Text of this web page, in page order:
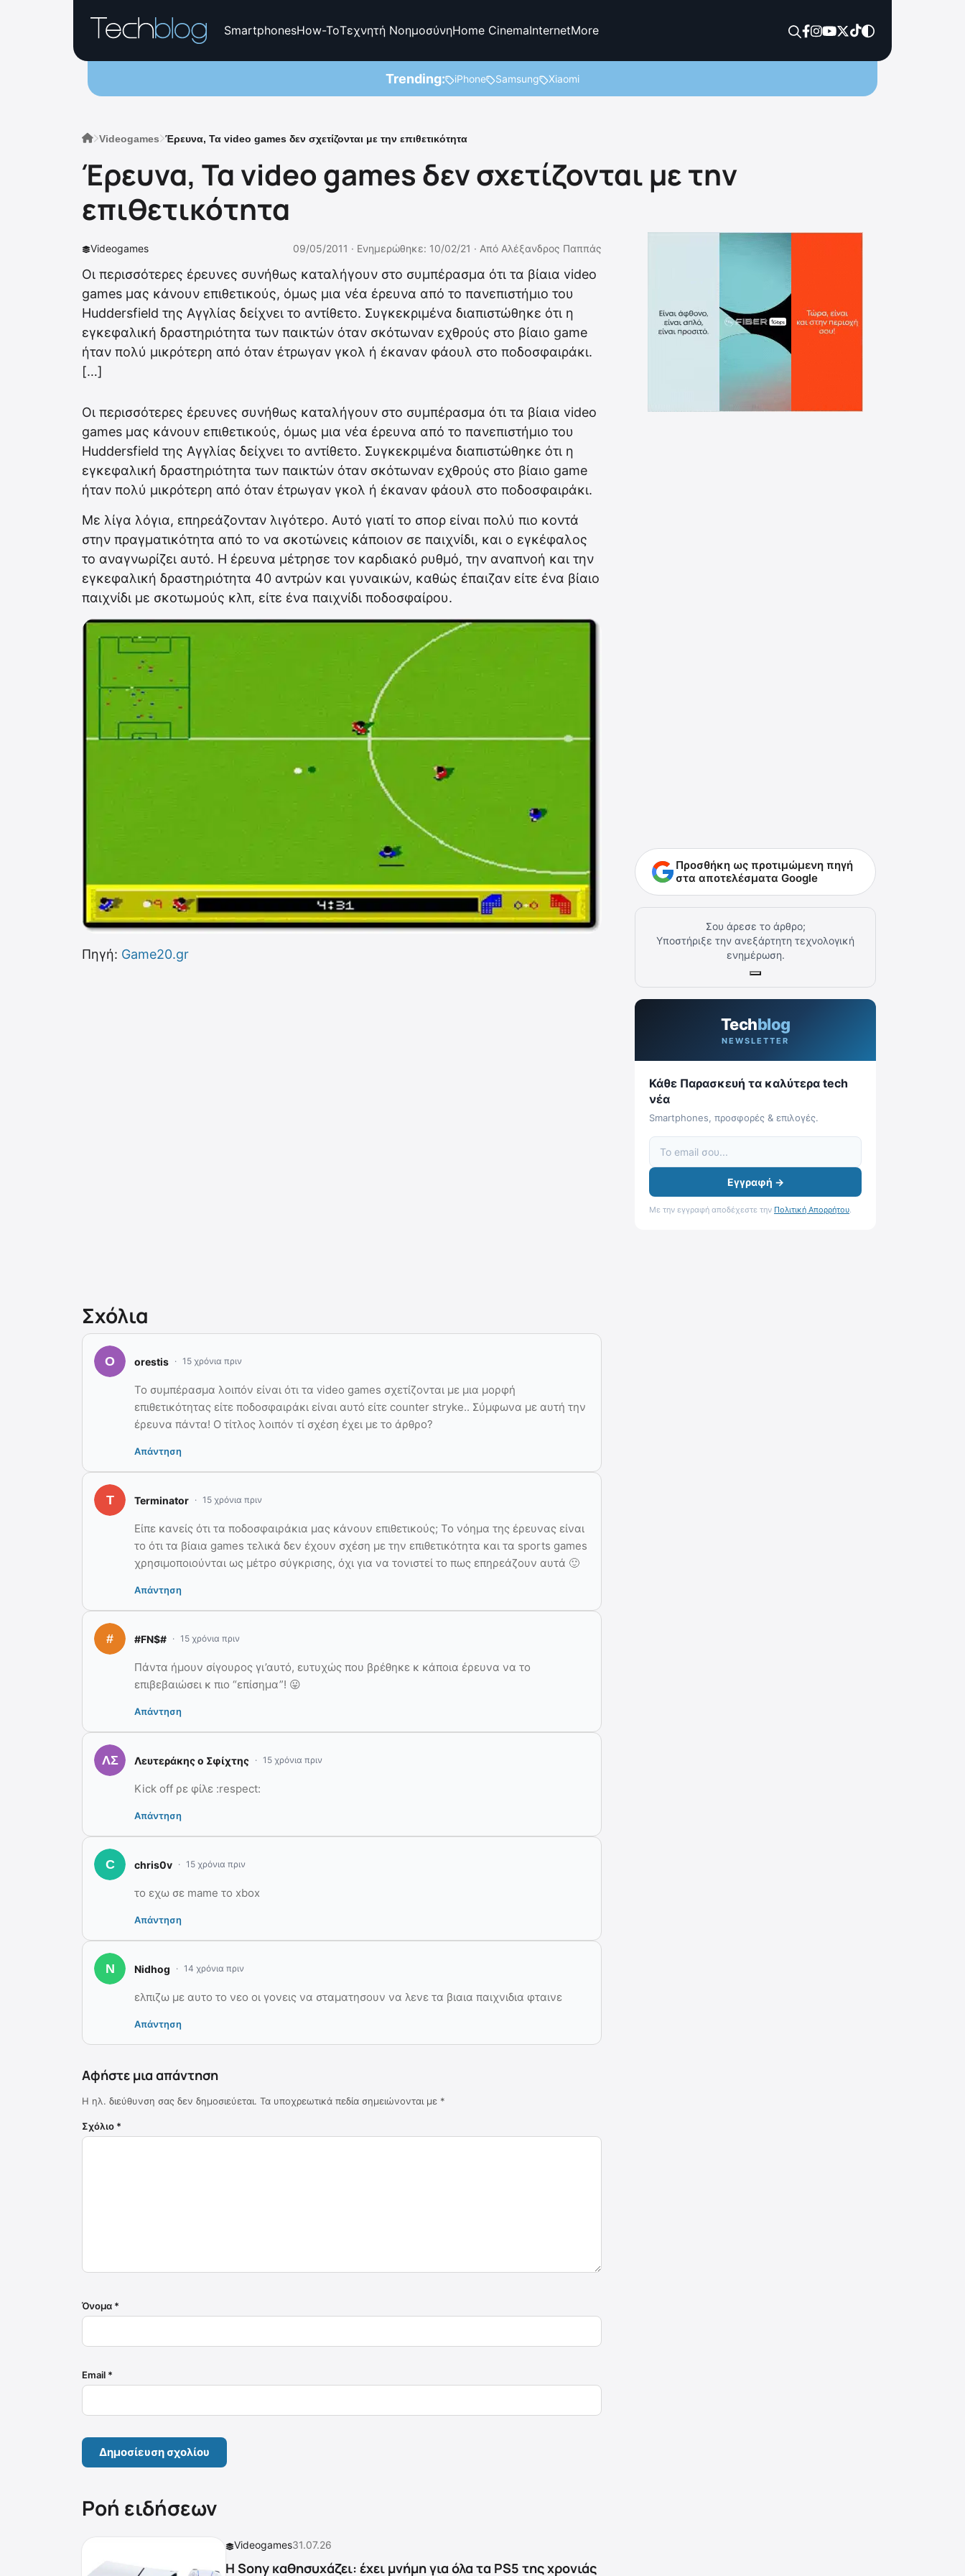
SmartphonesHow-ToΤεχνητή ΝοημοσύνηHome CinemaInternetMore
Trending: iPhone Samsung Xiaomi
Videogames Έρευνα, Τα video games δεν σχετίζονται με την επιθετικότητα
Έρευνα, Τα video games δεν σχετίζονται με την
επιθετικότητα
Videogames 09/05/2011 · Ενημερώθηκε: 10/02/21 · Από Αλέξανδρος Παππάς
Οι περισσότερες έρευνες συνήθως καταλήγουν στο συμπέρασμα ότι τα βίαια video
games μας κάνουν επιθετικούς, όμως μια νέα έρευνα από το πανεπιστήμιο του
Huddersfield της Αγγλίας δείχνει το αντίθετο. Συγκεκριμένα διαπιστώθηκε ότι η
εγκεφαλική δραστηριότητα των παικτών όταν σκότωναν εχθρούς στο βίαιο game
ήταν πολύ μικρότερη από όταν έτρωγαν γκολ ή έκαναν φάουλ στο ποδοσφαιράκι.
[…]
Οι περισσότερες έρευνες συνήθως καταλήγουν στο συμπέρασμα ότι τα βίαια video
games μας κάνουν επιθετικούς, όμως μια νέα έρευνα από το πανεπιστήμιο του
Huddersfield της Αγγλίας δείχνει το αντίθετο. Συγκεκριμένα διαπιστώθηκε ότι η
εγκεφαλική δραστηριότητα των παικτών όταν σκότωναν εχθρούς στο βίαιο game
ήταν πολύ μικρότερη από όταν έτρωγαν γκολ ή έκαναν φάουλ στο ποδοσφαιράκι.
Με λίγα λόγια, επηρεάζονταν λιγότερο. Aυτό γιατί το σπορ είναι πολύ πιο κοντά
στην πραγματικότητα από το να σκοτώνεις κάποιον σε παιχνίδι, και ο εγκέφαλος
το αναγνωρίζει αυτό. Η έρευνα μέτρησε τον καρδιακό ρυθμό, την αναπνοή και την
εγκεφαλική δραστηριότητα 40 αντρών και γυναικών, καθώς έπαιζαν είτε ένα βίαιο
παιχνίδι με σκοτωμούς κλπ, είτε ένα παιχνίδι ποδοσφαίρου.
Πηγή: Game20.gr
Σχόλια
orestis 15 χρόνια πριν
Το συμπέρασμα λοιπόν είναι ότι τα video games σχετίζονται με μια μορφή
επιθετικότητας είτε ποδοσφαιράκι είναι αυτό είτε counter stryke.. Σύμφωνα με αυτή την
έρευνα πάντα! Ο τίτλος λοιπόν τί σχέση έχει με το άρθρο?
Απάντηση
Terminator 15 χρόνια πριν
Είπε κανείς ότι τα ποδοσφαιράκια μας κάνουν επιθετικούς; Το νόημα της έρευνας είναι
το ότι τα βίαια games τελικά δεν έχουν σχέση με την επιθετικότητα και τα sports games
χρησιμοποιούνται ως μέτρο σύγκρισης, όχι για να τονιστεί το πως επηρεάζουν αυτά 🙂
Απάντηση
#FN$# 15 χρόνια πριν
Πάντα ήμουν σίγουρος γι’αυτό, ευτυχώς που βρέθηκε κ κάποια έρευνα να το
επιβεβαιώσει κ πιο “επίσημα”! 😛
Απάντηση
Λευτεράκης ο Σφίχτης 15 χρόνια πριν
Kick off ρε φίλε :respect:
Απάντηση
chris0v 15 χρόνια πριν
το εχω σε mame το xbox
Απάντηση
Nidhog 14 χρόνια πριν
ελπιζω με αυτο το νεο οι γονεις να σταματησουν να λενε τα βιαια παιχνιδια φταινε
Απάντηση
Αφήστε μια απάντηση
Η ηλ. διεύθυνση σας δεν δημοσιεύεται. Τα υποχρεωτικά πεδία σημειώνονται με *
Σχόλιο *
Όνομα *
Email *
Ροή ειδήσεων
Videogames31.07.26
Η Sony καθησυχάζει: έχει μνήμη για όλα τα PS5 της χρονιάς
Προσθήκη ως προτιμώμενη πηγή
στα αποτελέσματα Google
Σου άρεσε το άρθρο;
Υποστήριξε την ανεξάρτητη τεχνολογική
ενημέρωση.
Techblog
NEWSLETTER
Κάθε Παρασκευή τα καλύτερα tech
νέα
Smartphones, προσφορές & επιλογές.
Εγγραφή →
Με την εγγραφή αποδέχεστε την Πολιτική Απορρήτου.